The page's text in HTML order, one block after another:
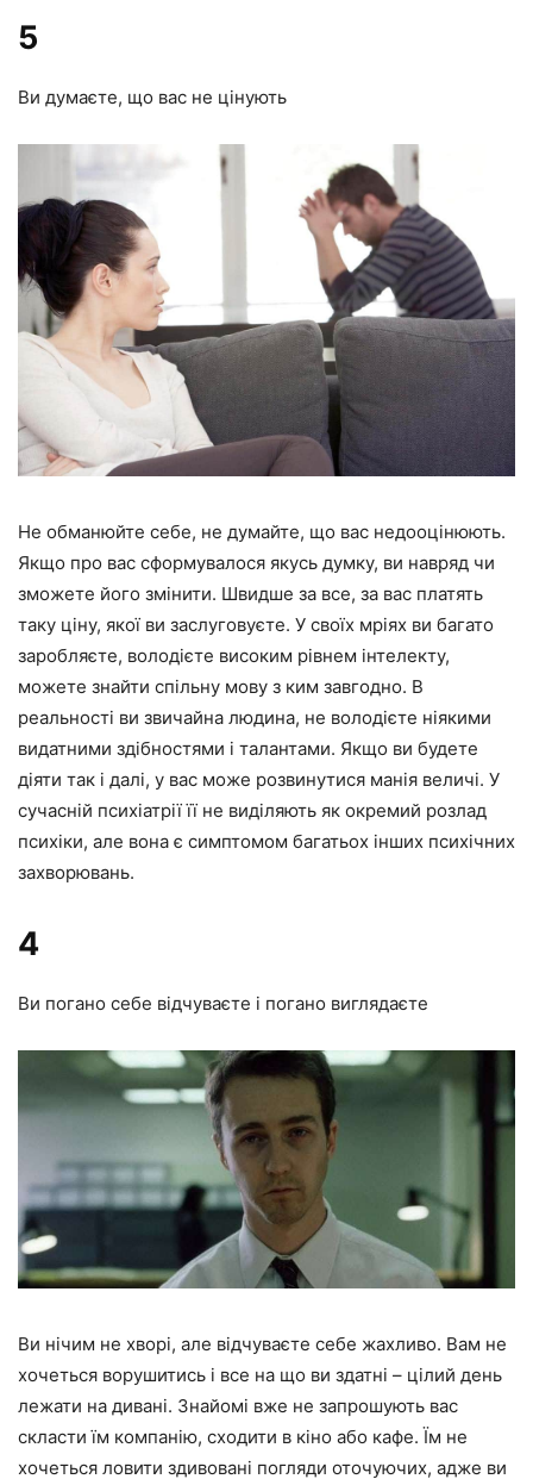
5
Ви думаєте, що вас не цінують
Не обманюйте себе, не думайте, що вас недооцінюють.
Якщо про вас сформувалося якусь думку, ви навряд чи
зможете його змінити. Швидше за все, за вас платять
таку ціну, якої ви заслуговуєте. У своїх мріях ви багато
заробляєте, володієте високим рівнем інтелекту,
можете знайти спільну мову з ким завгодно. В
реальності ви звичайна людина, не володієте ніякими
видатними здібностями і талантами. Якщо ви будете
діяти так і далі, у вас може розвинутися манія величі. У
сучасній психіатрії її не виділяють як окремий розлад
психіки, але вона є симптомом багатьох інших психічних
захворювань.
4
Ви погано себе відчуваєте і погано виглядаєте
Ви нічим не хворі, але відчуваєте себе жахливо. Вам не
хочеться ворушитись і все на що ви здатні – цілий день
лежати на дивані. Знайомі вже не запрошують вас
скласти їм компанію, сходити в кіно або кафе. Їм не
хочеться ловити здивовані погляди оточуючих, адже ви